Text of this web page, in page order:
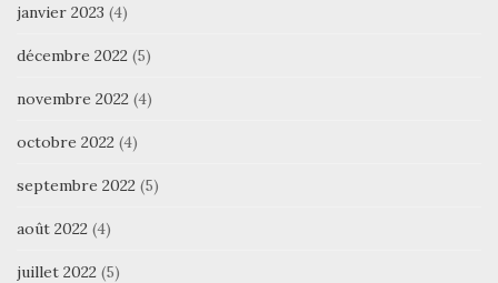
janvier 2023 (4)
décembre 2022 (5)
novembre 2022 (4)
octobre 2022 (4)
septembre 2022 (5)
août 2022 (4)
juillet 2022 (5)